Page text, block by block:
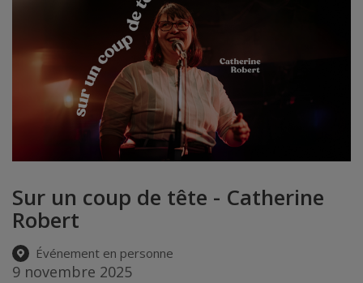
Sur un coup de tête - Catherine
Robert
Événement en personne
9 novembre 2025